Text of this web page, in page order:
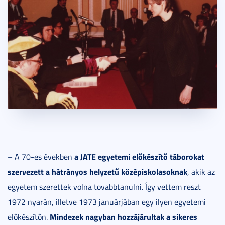
– A 70-es években a JATE egyetemi előkészítő táborokat
szervezett a hátrányos helyzetű középiskolasoknak, akik az
egyetem szerettek volna tovabbtanulni. Így vettem reszt
1972 nyarán, illetve 1973 januárjában egy ilyen egyetemi
előkészítőn. Mindezek nagyban hozzájárultak a sikeres